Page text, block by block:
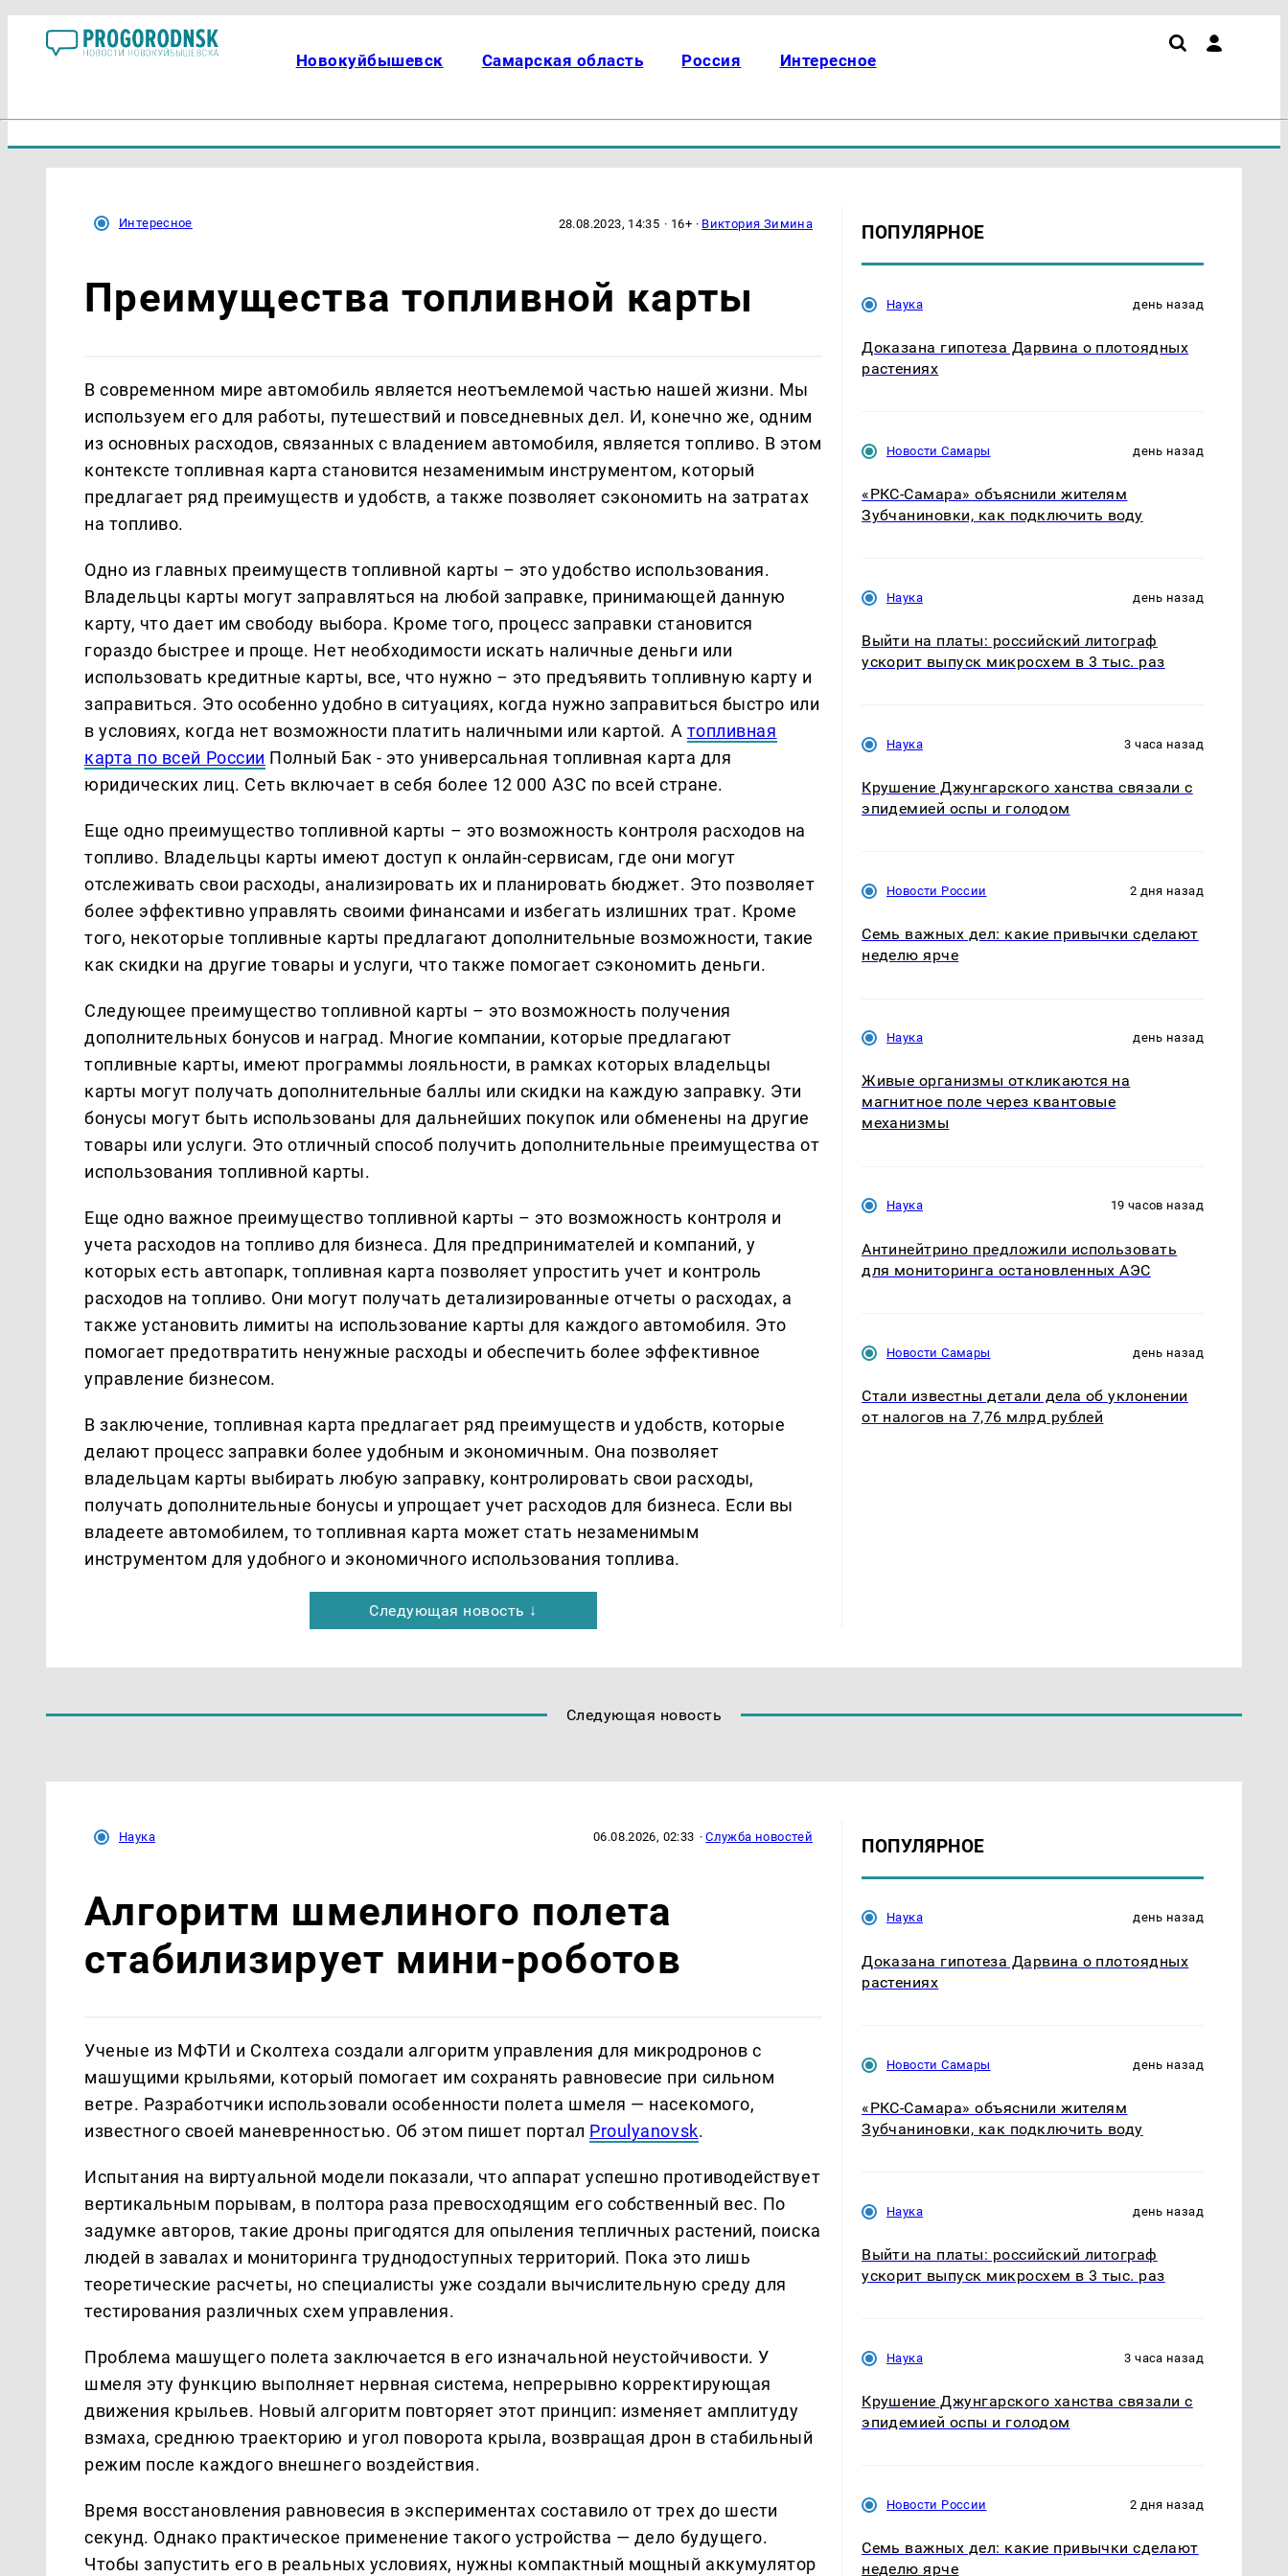
Новокуйбышевск Самарская область Россия Интересное
Интересное 28.08.2023, 14:35 · 16+ · Виктория Зимина
Преимущества топливной карты
В современном мире автомобиль является неотъемлемой частью нашей жизни. Мы
используем его для работы, путешествий и повседневных дел. И, конечно же, одним
из основных расходов, связанных с владением автомобиля, является топливо. В этом
контексте топливная карта становится незаменимым инструментом, который
предлагает ряд преимуществ и удобств, а также позволяет сэкономить на затратах
на топливо.
Одно из главных преимуществ топливной карты – это удобство использования.
Владельцы карты могут заправляться на любой заправке, принимающей данную
карту, что дает им свободу выбора. Кроме того, процесс заправки становится
гораздо быстрее и проще. Нет необходимости искать наличные деньги или
использовать кредитные карты, все, что нужно – это предъявить топливную карту и
заправиться. Это особенно удобно в ситуациях, когда нужно заправиться быстро или
в условиях, когда нет возможности платить наличными или картой. А топливная
карта по всей России Полный Бак - это универсальная топливная карта для
юридических лиц. Сеть включает в себя более 12 000 АЗС по всей стране.
Еще одно преимущество топливной карты – это возможность контроля расходов на
топливо. Владельцы карты имеют доступ к онлайн-сервисам, где они могут
отслеживать свои расходы, анализировать их и планировать бюджет. Это позволяет
более эффективно управлять своими финансами и избегать излишних трат. Кроме
того, некоторые топливные карты предлагают дополнительные возможности, такие
как скидки на другие товары и услуги, что также помогает сэкономить деньги.
Следующее преимущество топливной карты – это возможность получения
дополнительных бонусов и наград. Многие компании, которые предлагают
топливные карты, имеют программы лояльности, в рамках которых владельцы
карты могут получать дополнительные баллы или скидки на каждую заправку. Эти
бонусы могут быть использованы для дальнейших покупок или обменены на другие
товары или услуги. Это отличный способ получить дополнительные преимущества от
использования топливной карты.
Еще одно важное преимущество топливной карты – это возможность контроля и
учета расходов на топливо для бизнеса. Для предпринимателей и компаний, у
которых есть автопарк, топливная карта позволяет упростить учет и контроль
расходов на топливо. Они могут получать детализированные отчеты о расходах, а
также установить лимиты на использование карты для каждого автомобиля. Это
помогает предотвратить ненужные расходы и обеспечить более эффективное
управление бизнесом.
В заключение, топливная карта предлагает ряд преимуществ и удобств, которые
делают процесс заправки более удобным и экономичным. Она позволяет
владельцам карты выбирать любую заправку, контролировать свои расходы,
получать дополнительные бонусы и упрощает учет расходов для бизнеса. Если вы
владеете автомобилем, то топливная карта может стать незаменимым
инструментом для удобного и экономичного использования топлива.
Следующая новость ↓
ПОПУЛЯРНОЕ
Наука день назад
Доказана гипотеза Дарвина о плотоядных
растениях
Новости Самары день назад
«РКС-Самара» объяснили жителям
Зубчаниновки, как подключить воду
Наука день назад
Выйти на платы: российский литограф
ускорит выпуск микросхем в 3 тыс. раз
Наука 3 часа назад
Крушение Джунгарского ханства связали с
эпидемией оспы и голодом
Новости России 2 дня назад
Семь важных дел: какие привычки сделают
неделю ярче
Наука день назад
Живые организмы откликаются на
магнитное поле через квантовые
механизмы
Наука 19 часов назад
Антинейтрино предложили использовать
для мониторинга остановленных АЭС
Новости Самары день назад
Стали известны детали дела об уклонении
от налогов на 7,76 млрд рублей
Следующая новость
Наука 06.08.2026, 02:33 ·Служба новостей
Алгоритм шмелиного полета
стабилизирует мини-роботов
Ученые из МФТИ и Сколтеха создали алгоритм управления для микродронов с
машущими крыльями, который помогает им сохранять равновесие при сильном
ветре. Разработчики использовали особенности полета шмеля — насекомого,
известного своей маневренностью. Об этом пишет портал Proulyanovsk.
Испытания на виртуальной модели показали, что аппарат успешно противодействует
вертикальным порывам, в полтора раза превосходящим его собственный вес. По
задумке авторов, такие дроны пригодятся для опыления тепличных растений, поиска
людей в завалах и мониторинга труднодоступных территорий. Пока это лишь
теоретические расчеты, но специалисты уже создали вычислительную среду для
тестирования различных схем управления.
Проблема машущего полета заключается в его изначальной неустойчивости. У
шмеля эту функцию выполняет нервная система, непрерывно корректирующая
движения крыльев. Новый алгоритм повторяет этот принцип: изменяет амплитуду
взмаха, среднюю траекторию и угол поворота крыла, возвращая дрон в стабильный
режим после каждого внешнего воздействия.
Время восстановления равновесия в экспериментах составило от трех до шести
секунд. Однако практическое применение такого устройства — дело будущего.
Чтобы запустить его в реальных условиях, нужны компактный мощный аккумулятор
ПОПУЛЯРНОЕ
Наука день назад
Доказана гипотеза Дарвина о плотоядных
растениях
Новости Самары день назад
«РКС-Самара» объяснили жителям
Зубчаниновки, как подключить воду
Наука день назад
Выйти на платы: российский литограф
ускорит выпуск микросхем в 3 тыс. раз
Наука 3 часа назад
Крушение Джунгарского ханства связали с
эпидемией оспы и голодом
Новости России 2 дня назад
Семь важных дел: какие привычки сделают
неделю ярче